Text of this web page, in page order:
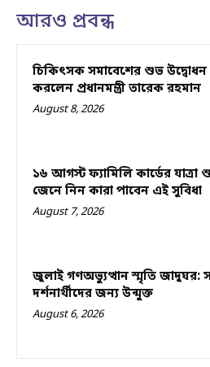
আরও প্রবন্ধ
চিকিৎসক সমাবেশের শুভ উদ্বোধন
করলেন প্রধানমন্ত্রী তারেক রহমান
August 8, 2026
১৬ আগস্ট ফ্যামিলি কার্ডের যাত্রা
জেনে নিন কারা পাবেন এই সুবিধা
August 7, 2026
জুলাই গণঅভ্যুত্থান স্মৃতি জাদুঘর:
দর্শনার্থীদের জন্য উন্মুক্ত
August 6, 2026